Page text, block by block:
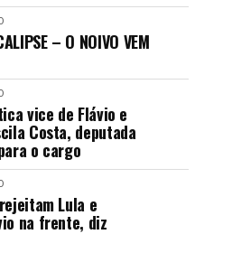
– O NOIVO VEM
vice de Flávio e
Costa, deputada
o cargo
Lula e
na frente, diz